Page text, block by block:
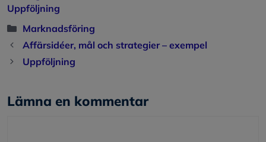
Uppföljning
Kategorier
Marknadsföring
Affärsidéer, mål och strategier – exempel
Uppföljning
Lämna en kommentar